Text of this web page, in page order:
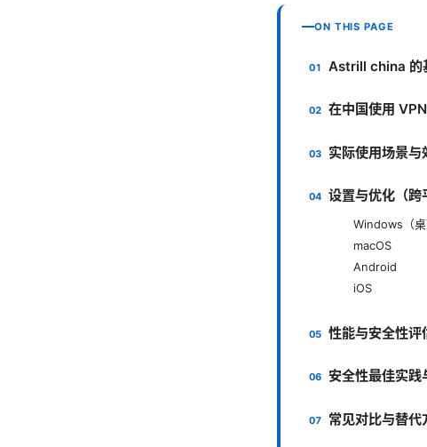
ON THIS PAGE
Astrill china 的
在中国使用
实际使用场景与
设置与优化（跨
Windows（桌
macOS
Android
iOS
性能与安全性评
安全性最佳实践
常见对比与替代